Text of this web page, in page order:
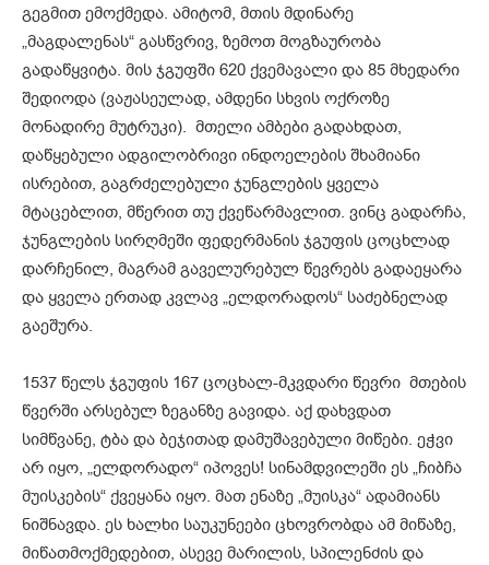
გეგმით ემოქმედა. ამიტომ, მთის მდინარე
„მაგდალენას“ გასწვრივ, ზემოთ მოგზაურობა
გადაწყვიტა. მის ჯგუფში 620 ქვემავალი და 85 მხედარი
შედიოდა (ვაჟასეულად, ამდენი სხვის ოქროზე
მონადირე მუტრუკი). მთელი ამბები გადახდათ,
დაწყებული ადგილობრივი ინდოელების შხამიანი
ისრებით, გაგრძელებული ჯუნგლების ყველა
მტაცებლით, მწერით თუ ქვეწარმავლით. ვინც გადარჩა,
ჯუნგლების სირღმეში ფედერმანის ჯგუფის ცოცხლად
დარჩენილ, მაგრამ გაველურებულ წევრებს გადაეყარა
და ყველა ერთად კვლავ „ელდორადოს“ საძებნელად
გაეშურა.
1537 წელს ჯგუფის 167 ცოცხალ-მკვდარი წევრი მთების
წვერში არსებულ ზეგანზე გავიდა. აქ დახვდათ
სიმწვანე, ტბა და ბეჯითად დამუშავებული მიწები. ეჭვი
არ იყო, „ელდორადო“ იპოვეს! სინამდვილეში ეს „ჩიბჩა
მუისკების“ ქვეყანა იყო. მათ ენაზე „მუისკა“ ადამიანს
ნიშნავდა. ეს ხალხი საუკუნეები ცხოვრობდა ამ მიწაზე,
მიწათმოქმედებით, ასევე მარილის, სპილენძის და